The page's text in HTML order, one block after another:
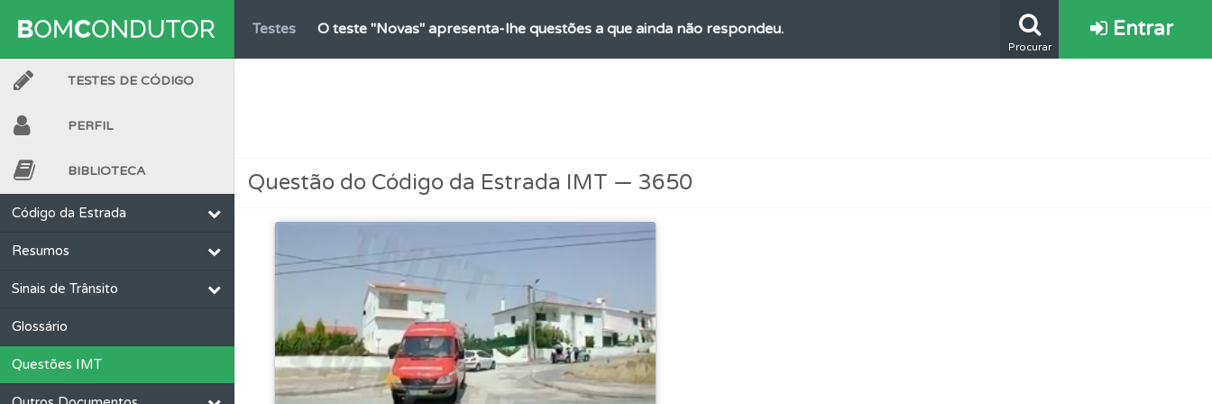
Testes O teste "Novas" apresenta-lhe questões a que ainda não respondeu.
Perfil Saiba no seu perfil se já está preparado para ir a exame.
Use os atalhos de teclado para responder aos testes mais rapidamente.
Questões Consulte aqui todas as questões que usamos na plataforma.
Procurar
Entrar
TESTES DE CÓDIGO
PERFIL
BIBLIOTECA
Código da Estrada
Resumos
Sinais de Trânsito
Glossário
Questões IMT
Questão do Código da Estrada IMT — 3650